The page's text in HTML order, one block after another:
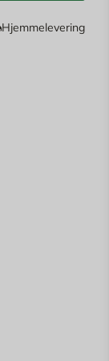
Hjemmelevering